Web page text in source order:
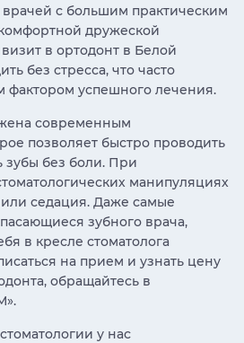
с большим практическим
дружеской
в ортодонт в Белой
без стресса, что часто
фактором успешного лечения.
современным
позволяет быстро проводить
зубы без боли. При
манипуляциях
седация. Даже самые
зубного врача,
в кресле стоматолога
на прием и узнать цену
обращайтесь в
у нас